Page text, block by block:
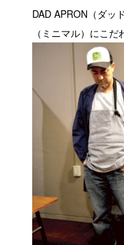
DAD APRON（ダッ
（ミニマル）にこ